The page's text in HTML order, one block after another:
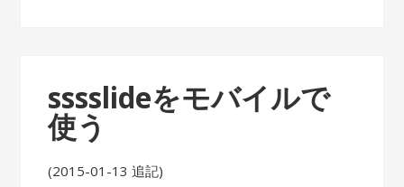
sssslideをモバイルで
使う
(2015-01-13 追記)